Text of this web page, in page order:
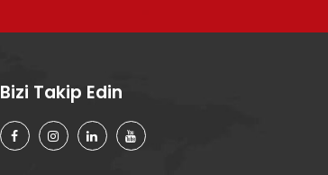
Bizi Takip Edin